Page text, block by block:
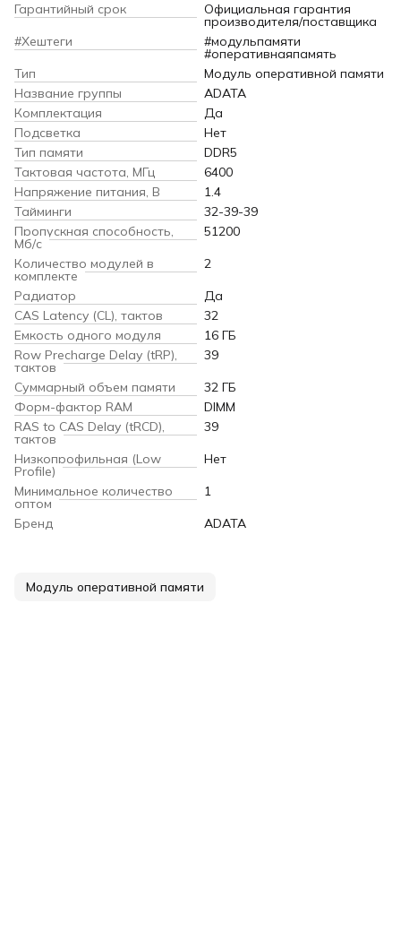
Гарантийный срок
Официальная гарантия
производителя/поставщика
#Хештеги
#модульпамяти
#оперативнаяпамять
Тип
Модуль оперативной памяти
Название группы
ADATA
Комплектация
Да
Подсветка
Нет
Тип памяти
DDR5
Тактовая частота, МГц
6400
Напряжение питания, В
1.4
Тайминги
32-39-39
Пропускная способность,
Мб/с
51200
Количество модулей в
комплекте
2
Радиатор
Да
CAS Latency (CL), тактов
32
Емкость одного модуля
16 ГБ
Row Precharge Delay (tRP),
тактов
39
Суммарный объем памяти
32 ГБ
Форм-фактор RAM
DIMM
RAS to CAS Delay (tRCD),
тактов
39
Низкопрофильная (Low
Profile)
Нет
Минимальное количество
оптом
1
Бренд
ADATA
Модуль оперативной памяти